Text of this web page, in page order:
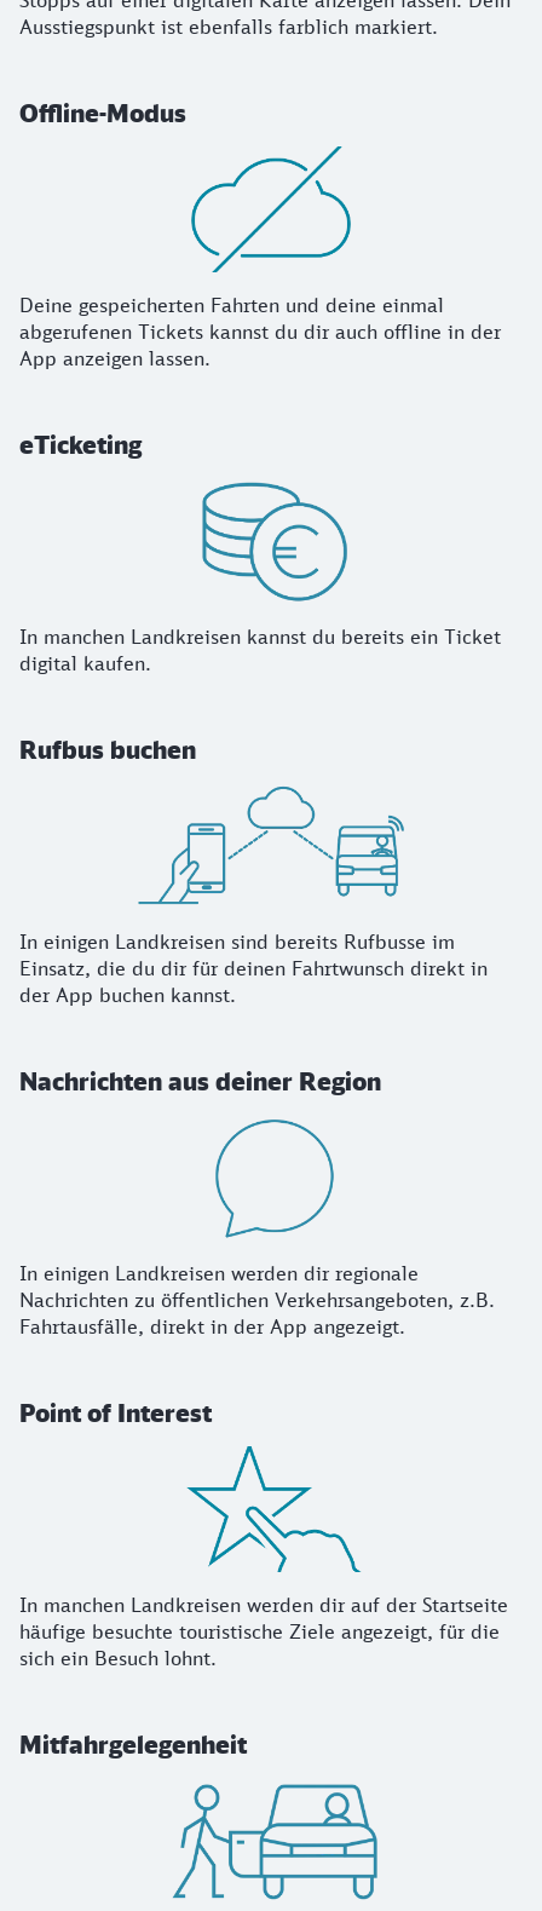
Ausstiegspunkt ist ebenfalls farblich markiert.
Offline-Modus
Deine gespeicherten Fahrten und deine einmal
abgerufenen Tickets kannst du dir auch offline in der
App anzeigen lassen.
eTicketing
In manchen Landkreisen kannst du bereits ein Ticket
digital kaufen.
Rufbus buchen
In einigen Landkreisen sind bereits Rufbusse im
Einsatz, die du dir für deinen Fahrtwunsch direkt in
der App buchen kannst.
Nachrichten aus deiner Region
In einigen Landkreisen werden dir regionale
Nachrichten zu öffentlichen Verkehrsangeboten, z.B.
Fahrtausfälle, direkt in der App angezeigt.
Point of Interest
In manchen Landkreisen werden dir auf der Startseite
häufige besuchte touristische Ziele angezeigt, für die
sich ein Besuch lohnt.
Mitfahrgelegenheit